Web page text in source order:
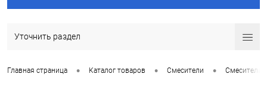
Уточнить раздел
Главная страница • Каталог товаров • Смесители • Смесители